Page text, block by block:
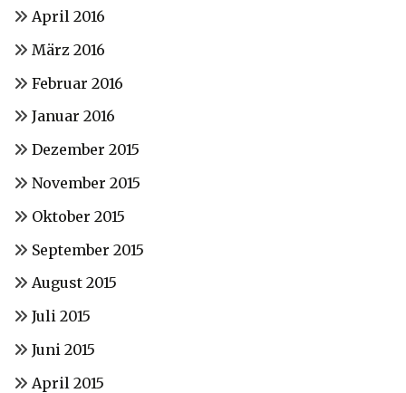
April 2016
März 2016
Februar 2016
Januar 2016
Dezember 2015
November 2015
Oktober 2015
September 2015
August 2015
Juli 2015
Juni 2015
April 2015